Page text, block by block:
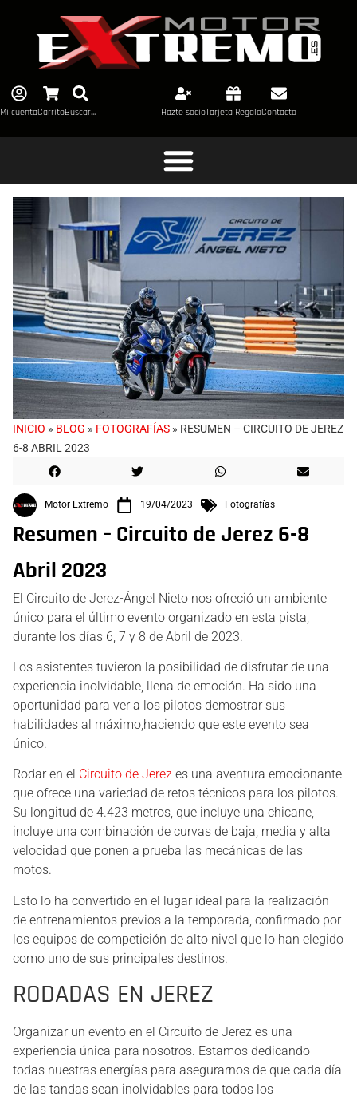
Mi cuentaCarritoBuscar... Hazte socioTarjeta RegaloContacto
INICIO » BLOG » FOTOGRAFÍAS » RESUMEN – CIRCUITO DE JEREZ
6-8 ABRIL 2023
Motor Extremo 19/04/2023 Fotografías
Resumen – Circuito de Jerez 6-8
Abril 2023
El Circuito de Jerez-Ángel Nieto nos ofreció un ambiente
único para el último evento organizado en esta pista,
durante los días 6, 7 y 8 de Abril de 2023.
Los asistentes tuvieron la posibilidad de disfrutar de una
experiencia inolvidable, llena de emoción. Ha sido una
oportunidad para ver a los pilotos demostrar sus
habilidades al máximo,haciendo que este evento sea
único.
Rodar en el Circuito de Jerez es una aventura emocionante
que ofrece una variedad de retos técnicos para los pilotos.
Su longitud de 4.423 metros, que incluye una chicane,
incluye una combinación de curvas de baja, media y alta
velocidad que ponen a prueba las mecánicas de las
motos.
Esto lo ha convertido en el lugar ideal para la realización
de entrenamientos previos a la temporada, confirmado por
los equipos de competición de alto nivel que lo han elegido
como uno de sus principales destinos.
RODADAS EN JEREZ
Organizar un evento en el Circuito de Jerez es una
experiencia única para nosotros. Estamos dedicando
todas nuestras energías para asegurarnos de que cada día
de las tandas sean inolvidables para todos los